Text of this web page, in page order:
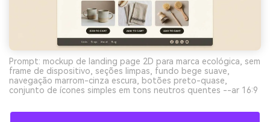
Prompt: mockup de landing page 2D para marca ecológica, sem
frame de dispositivo, seções limpas, fundo bege suave,
navegação marrom-cinza escura, botões preto-quase,
conjunto de ícones simples em tons neutros quentes --ar 16:9